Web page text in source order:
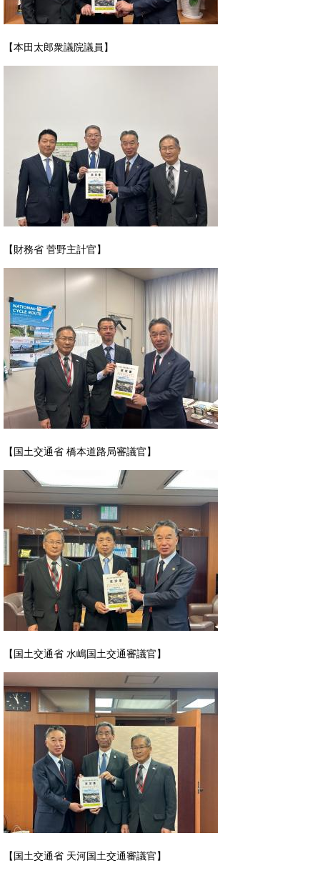
【本田太郎衆議院議員】
【財務省 菅野主計官】
【国土交通省 橋本道路局審議官】
【国土交通省 水嶋国土交通審議官】
【国土交通省 天河国土交通審議官】